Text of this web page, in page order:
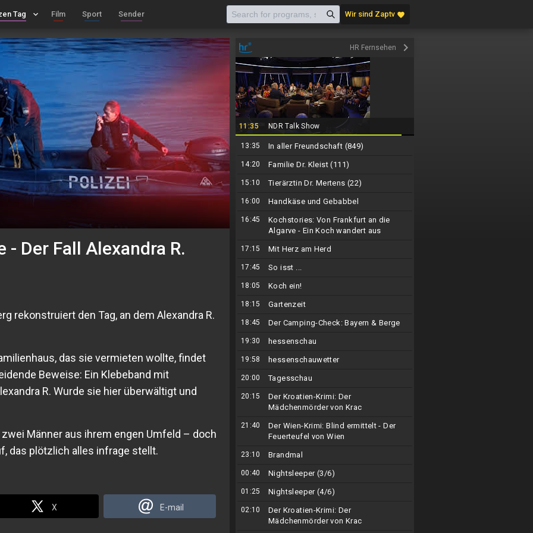
Tag keyboard_arrow_down Film Sport Sender Wir sind Zaptv favorite
- Der Fall Alexandra R.
rekonstruiert den Tag, an dem Alexandra R.
das sie vermieten wollte, findet
Beweise: Ein Klebeband mit
R. Wurde sie hier überwältigt und
Männer aus ihrem engen Umfeld – doch
das plötzlich alles infrage stellt.
X E-mail
HR Fernsehen keyboard_arrow_right
11:35 NDR Talk Show
13:35 In aller Freundschaft (849)
14:20 Familie Dr. Kleist (111)
15:10 Tierärztin Dr. Mertens (22)
16:00 Handkäse und Gebabbel
16:45
Kochstories: Von Frankfurt an die
Algarve - Ein Koch wandert aus
17:15 Mit Herz am Herd
17:45 So isst ...
18:05 Koch ein!
18:15 Gartenzeit
18:45 Der Camping-Check: Bayern & Berge
19:30 hessenschau
19:58 hessenschauwetter
20:00 Tagesschau
20:15
Der Kroatien-Krimi: Der
Mädchenmörder von Krac
21:40
Der Wien-Krimi: Blind ermittelt - Der
Feuerteufel von Wien
23:10 Brandmal
00:40 Nightsleeper (3/6)
01:25 Nightsleeper (4/6)
02:10
Der Kroatien-Krimi: Der
Mädchenmörder von Krac